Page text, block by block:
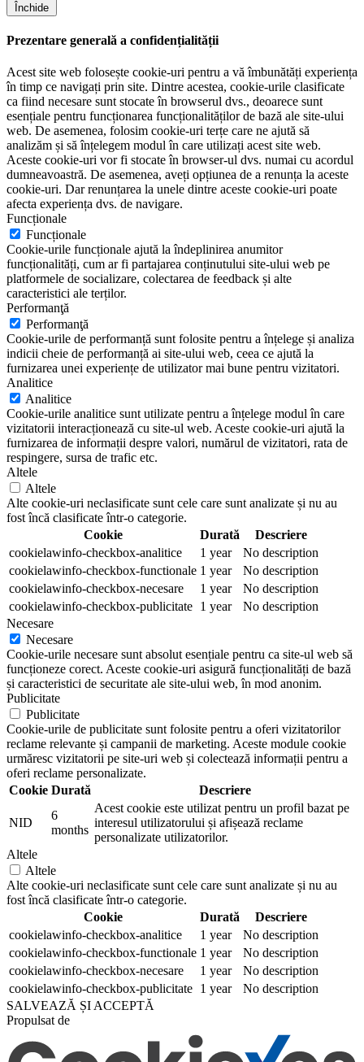
Închide
Prezentare generală a confidențialității
Acest site web folosește cookie-uri pentru a vă îmbunătăți experiența
în timp ce navigați prin site. Dintre acestea, cookie-urile clasificate
ca fiind necesare sunt stocate în browserul dvs., deoarece sunt
esențiale pentru funcționarea funcționalităților de bază ale site-ului
web. De asemenea, folosim cookie-uri terțe care ne ajută să
analizăm și să înțelegem modul în care utilizați acest site web.
Aceste cookie-uri vor fi stocate în browser-ul dvs. numai cu acordul
dumneavoastră. De asemenea, aveți opțiunea de a renunța la aceste
cookie-uri. Dar renunțarea la unele dintre aceste cookie-uri poate
afecta experiența dvs. de navigare.
Funcționale
Funcționale
Cookie-urile funcționale ajută la îndeplinirea anumitor
funcționalități, cum ar fi partajarea conținutului site-ului web pe
platformele de socializare, colectarea de feedback și alte
caracteristici ale terților.
Performanţă
Performanţă
Cookie-urile de performanță sunt folosite pentru a înțelege și analiza
indicii cheie de performanță ai site-ului web, ceea ce ajută la
furnizarea unei experiențe de utilizator mai bune pentru vizitatori.
Analitice
Analitice
Cookie-urile analitice sunt utilizate pentru a înțelege modul în care
vizitatorii interacționează cu site-ul web. Aceste cookie-uri ajută la
furnizarea de informații despre valori, numărul de vizitatori, rata de
respingere, sursa de trafic etc.
Altele
Altele
Alte cookie-uri neclasificate sunt cele care sunt analizate și nu au
fost încă clasificate într-o categorie.
Cookie
Durată
Descriere
cookielawinfo-checkbox-analitice
1 year
No description
cookielawinfo-checkbox-functionale 1 year
No description
cookielawinfo-checkbox-necesare
1 year
No description
cookielawinfo-checkbox-publicitate 1 year
No description
Necesare
Necesare
Cookie-urile necesare sunt absolut esențiale pentru ca site-ul web să
funcționeze corect. Aceste cookie-uri asigură funcționalități de bază
și caracteristici de securitate ale site-ului web, în mod anonim.
Publicitate
Publicitate
Cookie-urile de publicitate sunt folosite pentru a oferi vizitatorilor
reclame relevante și campanii de marketing. Aceste module cookie
urmăresc vizitatorii pe site-uri web și colectează informații pentru a
oferi reclame personalizate.
Cookie Durată Descriere
NID
6
months
Acest cookie este utilizat pentru un profil bazat pe
interesul utilizatorului și afișează reclame
personalizate utilizatorilor.
Altele
Altele
Alte cookie-uri neclasificate sunt cele care sunt analizate și nu au
fost încă clasificate într-o categorie.
Cookie
Durată
Descriere
cookielawinfo-checkbox-analitice
1 year
No description
cookielawinfo-checkbox-functionale 1 year
No description
cookielawinfo-checkbox-necesare
1 year
No description
cookielawinfo-checkbox-publicitate 1 year
No description
SALVEAZĂ ȘI ACCEPTĂ
Propulsat de